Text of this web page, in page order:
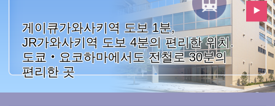
게이큐가와사키역 도보 1분,
JR가와사키역 도보 4분의 편리한 위치.
도쿄・요코하마에서도 전철로 30분의
편리한 곳